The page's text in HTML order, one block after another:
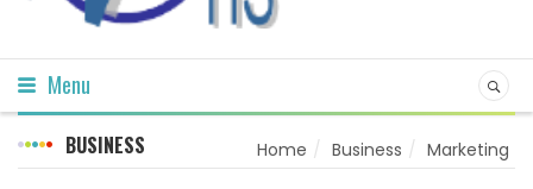
Menu
BUSINESS Home Business Marketing